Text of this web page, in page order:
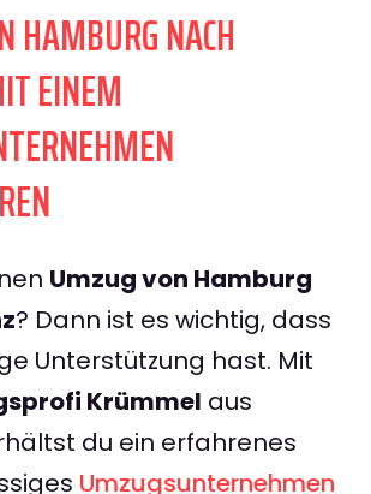
HAMBURG NACH
EINEM
Umzug von Hamburg
? Dann ist es wichtig, dass
Unterstützung hast. Mit
Krümmel aus
du ein erfahrenes
Umzugsunternehmen